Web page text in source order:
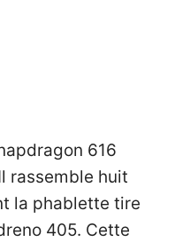
616
rassemble huit
la phablette tire
405. Cette